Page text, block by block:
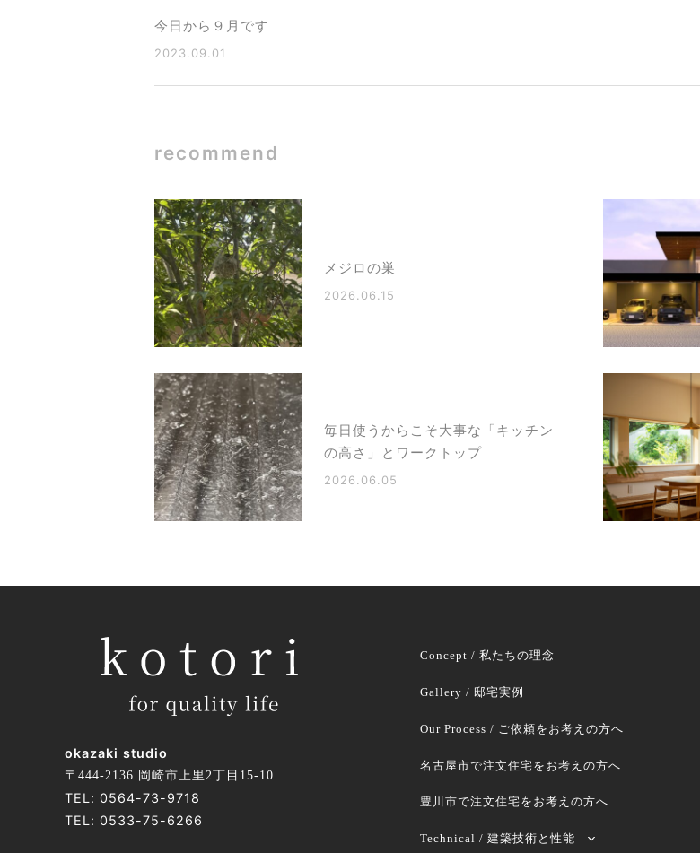
今日から９月です
2023.09.01
recommend
メジロの巣
2026.06.15
毎日使うからこそ大事な「キッチン
の高さ」とワークトップ
2026.06.05
okazaki studio
〒444-2136 岡崎市上里2丁目15-10
TEL: 0564-73-9718
TEL: 0533-75-6266
Concept / 私たちの理念
Gallery / 邸宅実例
Our Process / ご依頼をお考えの方へ
名古屋市で注文住宅をお考えの方へ
豊川市で注文住宅をお考えの方へ
Technical / 建築技術と性能